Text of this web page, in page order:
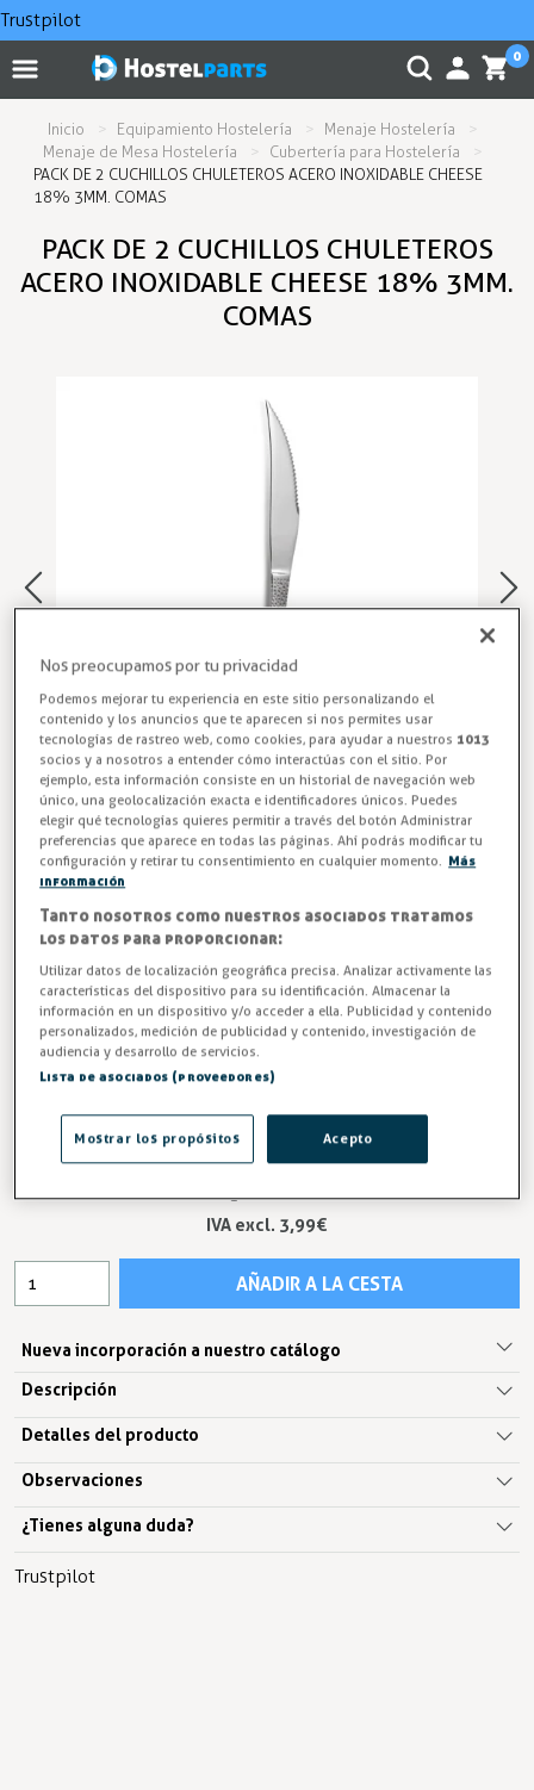
Trustpilot
0
Inicio Equipamiento Hostelería
Menaje Hostelería
Menaje de Mesa Hostelería
Cubertería para Hostelería
PACK DE 2 CUCHILLOS CHULETEROS ACERO INOXIDABLE CHEESE
18% 3MM. COMAS
PACK DE 2 CUCHILLOS CHULETEROS
ACERO INOXIDABLE CHEESE 18% 3MM.
COMAS
Cuchillo Chuletero INOX COMAS
Pack de 2 cuchillos chuleteros modelo Cheese de Comas,
fabricados en acero inoxidable 18% con 3 mm de grosor.
carne en restaurantes, hoteles y hostelería profesional.
¡Potencia el servicio en tu restaurante con los cuchillos
chuleteros Cheese de Comas! Compra calidad profesional
al mejor precio.
ENTREGA ENTRE 3/5 DÍAS
IVA excl. 3,99€
AÑADIR A LA CESTA
Nueva incorporación a nuestro catálogo
Descripción
Detalles del producto
Observaciones
¿Tienes alguna duda?
Trustpilot
Nos preocupamos por tu privacidad
Podemos mejorar tu experiencia en este sitio personalizando el
contenido y los anuncios que te aparecen si nos permites usar
tecnologías de rastreo web, como cookies, para ayudar a nuestros 1013
socios y a nosotros a entender cómo interactúas con el sitio. Por
ejemplo, esta información consiste en un historial de navegación web
único, una geolocalización exacta e identificadores únicos. Puedes
elegir qué tecnologías quieres permitir a través del botón Administrar
preferencias que aparece en todas las páginas. Ahí podrás modificar tu
configuración y retirar tu consentimiento en cualquier momento. Más
información
Tanto nosotros como nuestros asociados tratamos
los datos para proporcionar:
Utilizar datos de localización geográfica precisa. Analizar activamente las
características del dispositivo para su identificación. Almacenar la
información en un dispositivo y/o acceder a ella. Publicidad y contenido
personalizados, medición de publicidad y contenido, investigación de
audiencia y desarrollo de servicios.
Lista de asociados (proveedores)
Acepto
Mostrar los propósitos